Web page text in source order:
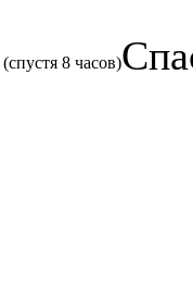
(спустя 8 часов)